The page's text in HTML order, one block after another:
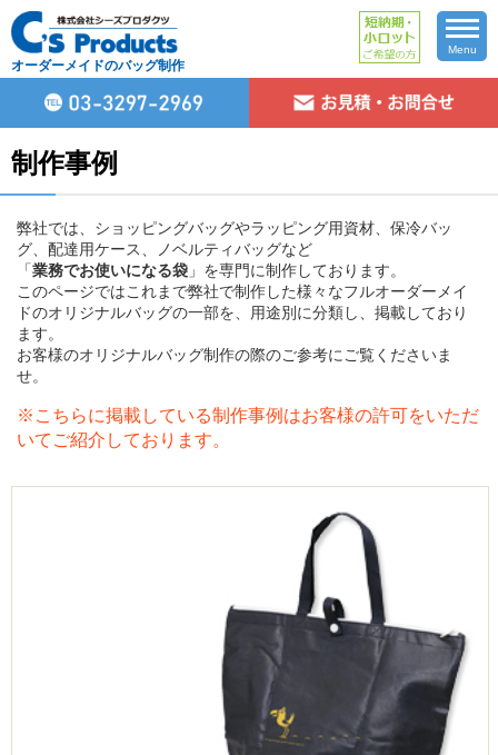
オーダーメイドのバッグ制作
Menu
制作事例
弊社では、ショッピングバッグやラッピング用資材、保冷バッ
グ、配達用ケース、ノベルティバッグなど
「業務でお使いになる袋 」を専門に制作しております。
このページではこれまで弊社で制作した様々なフルオーダーメイ
ドのオリジナルバッグの一部を、用途別に分類し、掲載しており
ます。
お客様のオリジナルバッグ制作の際のご参考にご覧くださいま
せ。
※こちらに掲載している制作事例はお客様の許可をいただ
いてご紹介しております。